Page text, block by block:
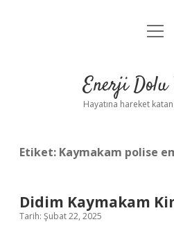
Anasayfa
Yasal
Enerji Dolu
Hayatına hareket
Etiket: Kaymakam polise
Didim Kaymakam
Tarih: Şubat 22, 2025